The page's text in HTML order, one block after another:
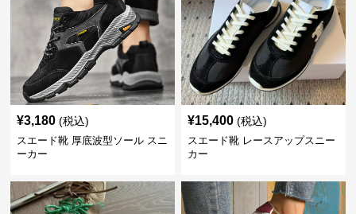
¥3,180 (税込)
スエード靴 厚底波型ソール スニ
ーカー
¥15,400 (税込)
スエード靴 レースアップスニー
カー